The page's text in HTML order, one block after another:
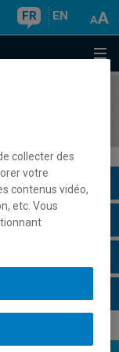
FR EN
collecter des
votre
contenus vidéo,
etc. Vous